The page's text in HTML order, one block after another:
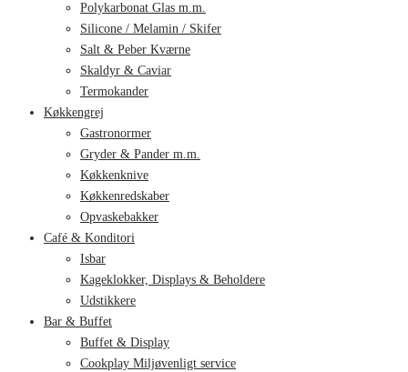
Polykarbonat Glas m.m.
Silicone / Melamin / Skifer
Salt & Peber Kværne
Skaldyr & Caviar
Termokander
Køkkengrej
Gastronormer
Gryder & Pander m.m.
Køkkenknive
Køkkenredskaber
Opvaskebakker
Café & Konditori
Isbar
Kageklokker, Displays & Beholdere
Udstikkere
Bar & Buffet
Buffet & Display
Cookplay Miljøvenligt service